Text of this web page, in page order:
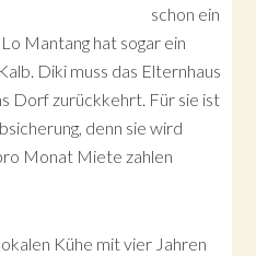
schon ein
Mantang hat sogar ein
Diki muss das Elternhaus
Dorf zurückkehrt. Für sie ist
denn sie wird
Monat Miete zahlen
Kühe mit vier Jahren